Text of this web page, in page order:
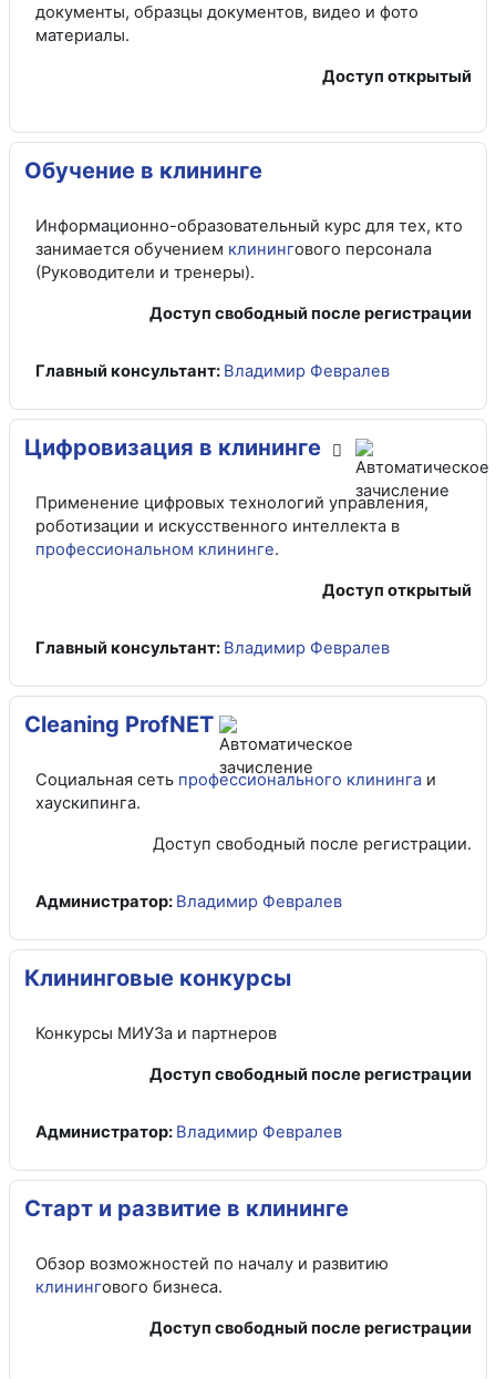
документы, образцы документов, видео и фото
материалы.
Доступ открытый
Обучение в клининге
Информационно-образовательный курс для тех, кто
занимается обучением клинингового персонала
(Руководители и тренеры).
Доступ свободный после регистрации
Главный консультант: Владимир Февралев
Цифровизация в клининге
Применение цифровых технологий управления,
роботизации и искусственного интеллекта в
профессиональном клининге.
Доступ открытый
Главный консультант: Владимир Февралев
Cleaning ProfNET
Социальная сеть профессионального клининга и
хаускипинга.
Доступ свободный после регистрации.
Администратор: Владимир Февралев
Клининговые конкурсы
Конкурсы МИУЗа и партнеров
Доступ свободный после регистрации
Администратор: Владимир Февралев
Старт и развитие в клининге
Обзор возможностей по началу и развитию
клинингового бизнеса.
Доступ свободный после регистрации